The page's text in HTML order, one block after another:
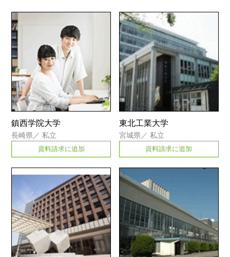
鎮西学院大学
長崎県 ／私立
資料請求に追加
東北工業大学
宮城県 ／私立
資料請求に追加